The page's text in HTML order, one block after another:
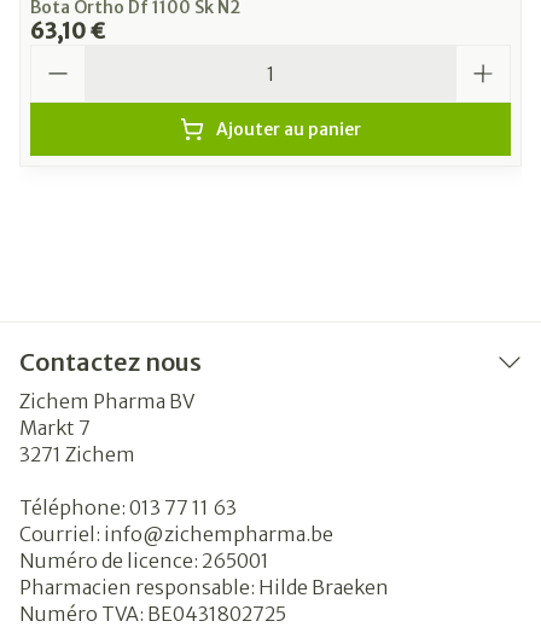
Bota Ortho Df 1100 Sk N2
63,10 €
Ajouter au panier
Contactez nous
Zichem Pharma BV
Markt 7
3271 Zichem
Téléphone: 013 77 11 63
Courriel: info@zichempharma.be
Numéro de licence: 265001
Pharmacien responsable: Hilde Braeken
Numéro TVA: BE0431802725